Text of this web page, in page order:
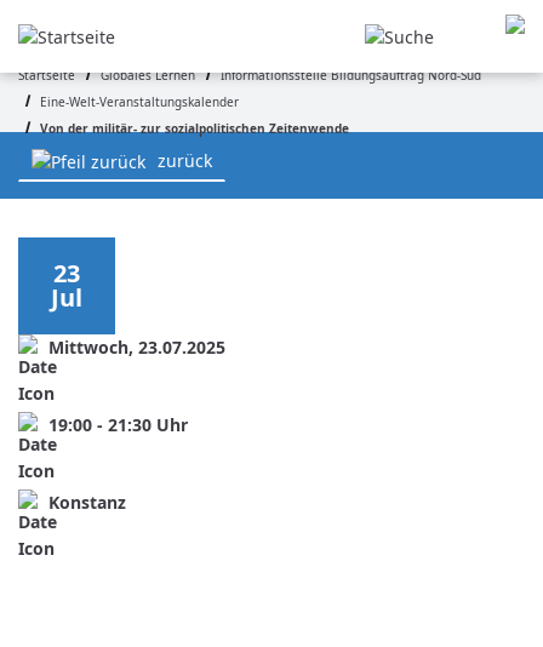
zum
Pfadnavigation
Startseite Globales Lernen
Informationsstelle Bildungsauftrag Nord-Süd
Eine-Welt-Veranstaltungskalender
Von der militär- zur sozialpolitischen Zeitenwende
zurück
23
Jul
Mittwoch, 23.07.2025
19:00 - 21:30 Uhr
Konstanz